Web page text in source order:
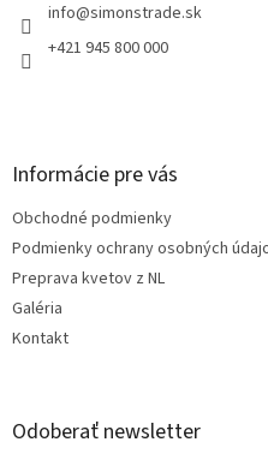
info@simonstrade.sk
+421 945 800 000
Informácie pre vás
Obchodné podmienky
Podmienky ochrany osobných
Preprava kvetov z NL
Galéria
Kontakt
Odoberať newsletter